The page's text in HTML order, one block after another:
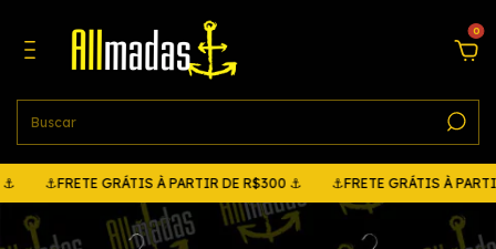
0
GRÁTIS À PARTIR DE R$300 ⚓ ⚓FRETE GRÁTIS À PARTIR DE